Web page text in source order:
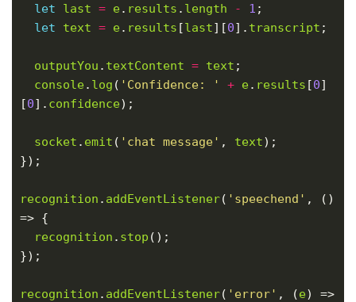
let last = e. results . length - 1
let
text = e. results [last][0]. transcript
outputYou . textContent = text
console. log ( 'Confidence: ' + e. results [0]
[0]. confidence
socket . emit ( 'chat message' , text
recognition . addEventListener( 'speechend' , ()
recognition . stop
recognition . addEventListener( 'error' , (e) =>